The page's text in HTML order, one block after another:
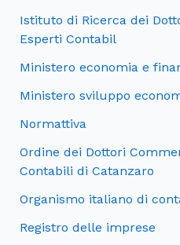
Istituto di Ricerca dei
Esperti Contabil
Ministero economia e
Ministero sviluppo
Normattiva
Ordine dei Dottori
Contabili di Catanzaro
Organismo italiano di
Registro delle imprese